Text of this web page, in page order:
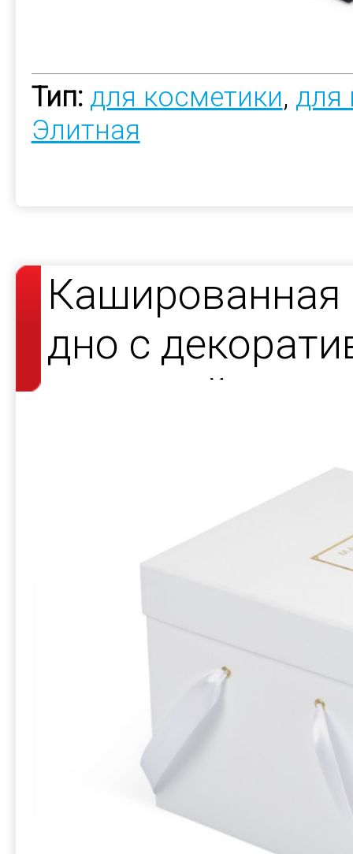
Тип: для косметики, для
Элитная
дно с
атласной